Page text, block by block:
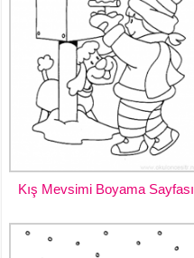
Kış Mevsimi Boyama Sayfası